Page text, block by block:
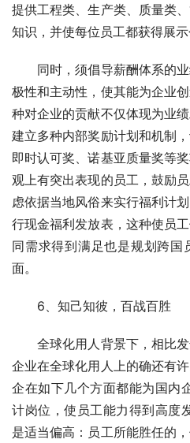
提供工程类、生产类、质量类
知识，并使每位员工都获得展示
同时，须倡导薪酬体系的业
极性和主动性，使其能为企业
种对企业的贡献不仅体现为业
建立多种内部奖励计划和机制
即时认可奖、诺基亚质量奖等
观上有突出表现的员工，鼓励
虑依据当地风俗来实行福利计
行现金福利发放表，这种使员
同需求得到满足也是规划跨国
面。
6、知己知彼，百战百胜
全球化用人背景下，相比发
企业在全球化用人上的确还有
企在如下几个方面都能为国内
计岗位，使员工能力得到高度
是适当偏高：员工所能胜任的